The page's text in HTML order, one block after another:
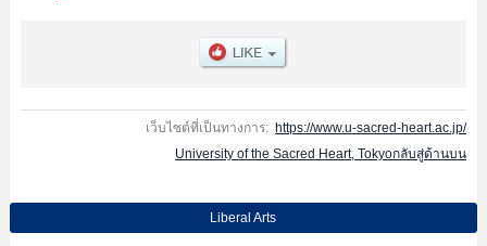
เว็บไซต์ที่เป็นทางการ: https://www.u-sacred-heart.ac.jp/
University of the Sacred Heart, Tokyoกลับสู่ด้านบน
Liberal Arts